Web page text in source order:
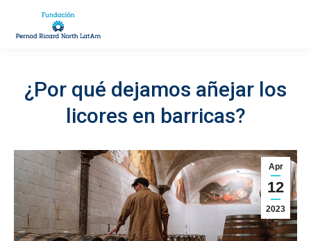
¿Por qué dejamos añejar los
licores en barricas?
You are here:
Apr
12
2023